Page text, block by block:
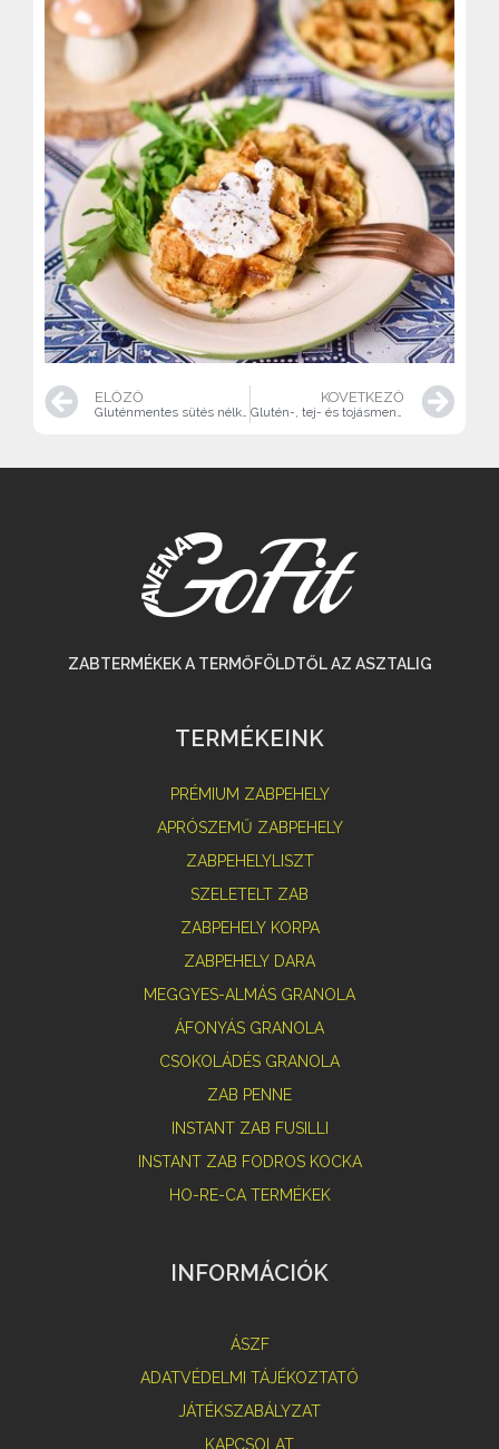
ELŐZŐ
Gluténmentes sütés nélküli gyümölcsös szelet
KÖVETKEZŐ
Glutén-, tej- és tojásmentes, granolával töltött sült alma
ZABTERMÉKEK A TERMŐFÖLDTŐL AZ ASZTALIG
TERMÉKEINK
PRÉMIUM ZABPEHELY
APRÓSZEMŰ ZABPEHELY
ZABPEHELYLISZT
SZELETELT ZAB
ZABPEHELY KORPA
ZABPEHELY DARA
MEGGYES-ALMÁS GRANOLA
ÁFONYÁS GRANOLA
CSOKOLÁDÉS GRANOLA
ZAB PENNE
INSTANT ZAB FUSILLI
INSTANT ZAB FODROS KOCKA
HO-RE-CA TERMÉKEK
INFORMÁCIÓK
ÁSZF
ADATVÉDELMI TÁJÉKOZTATÓ
JÁTÉKSZABÁLYZAT
KAPCSOLAT